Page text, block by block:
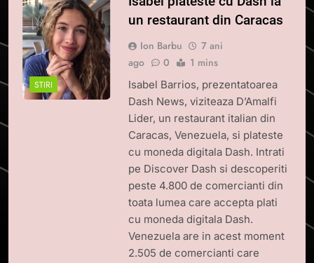
STIRI
un restaurant din Caracas
Ion Barbu
7 ani
ago
0 1 mins
Isabel Barrios, prezentatoarea
Dash News, viziteaza D’Amalfi
Lider, un restaurant italian din
Caracas, Venezuela, si plateste
cu moneda digitala Dash. Intrati
pe Discover Dash si descoperiti
peste 4.800 de comercianti din
toata lumea care accepta plati
cu moneda digitala Dash.
Venezuela are in acest moment
2.505 de comercianti care